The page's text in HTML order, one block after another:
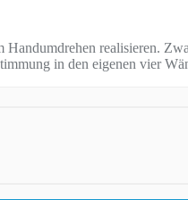
realisieren.
in den eigenen vier